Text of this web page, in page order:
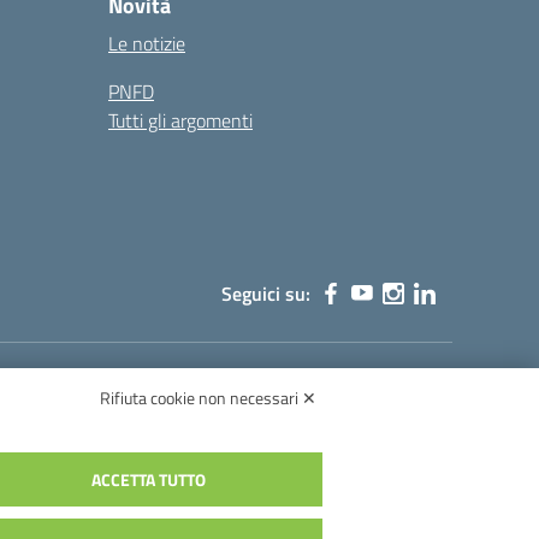
Le notizie
PNFD
Tutti gli argomenti
Seguici su:
Rifiuta cookie non necessari ✕
ACCETTA TUTTO